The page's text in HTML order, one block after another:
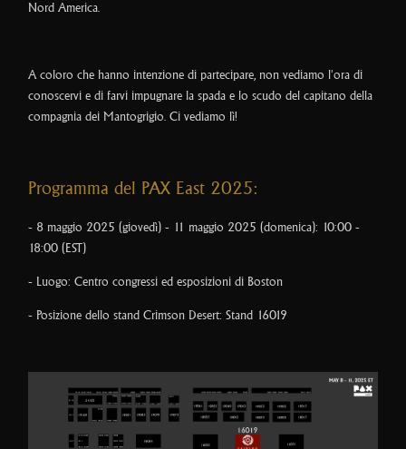
Nord America.
A coloro che hanno intenzione di partecipare, non vediamo l'ora di
conoscervi e di farvi impugnare la spada e lo scudo del capitano della
compagnia dei Mantogrigio. Ci vediamo lì!
Programma del PAX East 2025:
- 8 maggio 2025 (giovedì) - 11 maggio 2025 (domenica): 10:00 -
18:00 (EST)
- Luogo: Centro congressi ed esposizioni di Boston
- Posizione dello stand Crimson Desert: Stand 16019